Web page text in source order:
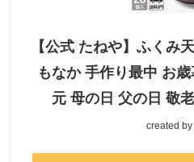
【公式 たねや】ふくみ
もなか 手作り最中 お
元 母の日 父の日 敬
created by